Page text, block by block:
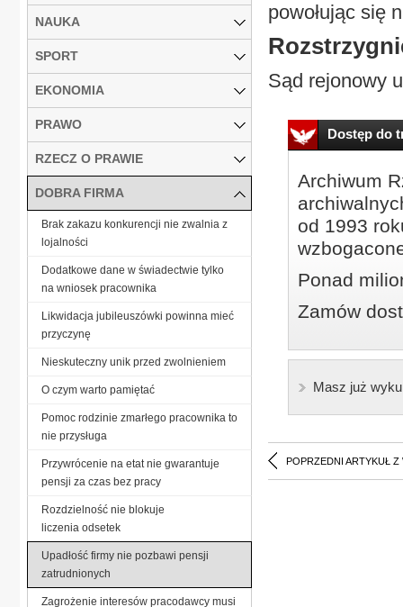
powołując się
Sąd rejonowy
Dostęp do
Archiwum
od 1993
Ponad
Zamów
Masz już
POPRZEDNI ARTYKUŁ Z
NAUKA
SPORT
EKONOMIA
PRAWO
RZECZ O PRAWIE
DOBRA FIRMA
Brak zakazu konkurencji nie zwalnia z
lojalności
Dodatkowe dane w świadectwie tylko
na wniosek pracownika
Likwidacja jubileuszówki powinna mieć
przyczynę
Nieskuteczny unik przed zwolnieniem
O czym warto pamiętać
Pomoc rodzinie zmarłego pracownika to
nie przysługa
Przywrócenie na etat nie gwarantuje
pensji za czas bez pracy
Rozdzielność nie blokuje
liczenia odsetek
Upadłość firmy nie pozbawi pensji
zatrudnionych
Zagrożenie interesów pracodawcy musi